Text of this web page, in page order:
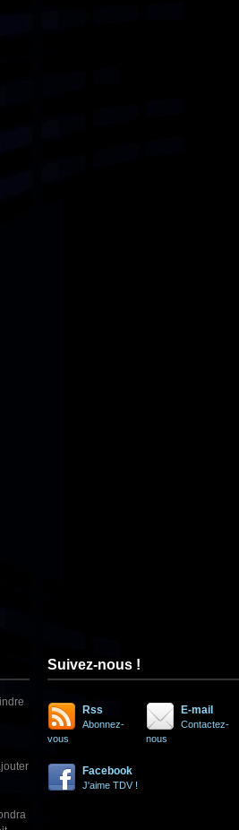
Suivez-nous !
Rss
Abonnez-
vous
E-mail
Contactez-
nous
Facebook
J'aime TDV !